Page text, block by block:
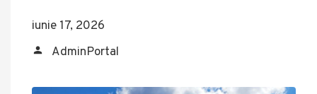
iunie 17, 2026
AdminPortal